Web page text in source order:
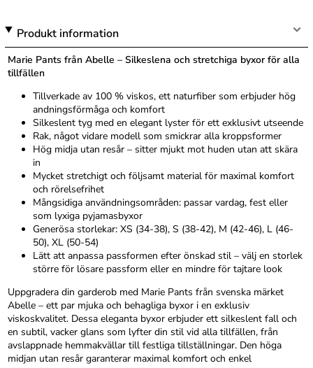
Produkt information
Marie Pants från Abelle – Silkeslena och stretchiga byxor för alla
tillfällen
Tillverkade av 100 % viskos, ett naturfiber som erbjuder hög
andningsförmåga och komfort
Silkeslent tyg med en elegant lyster för ett exklusivt utseende
Rak, något vidare modell som smickrar alla kroppsformer
Hög midja utan resår – sitter mjukt mot huden utan att skära
in
Mycket stretchigt och följsamt material för maximal komfort
och rörelsefrihet
Mångsidiga användningsområden: passar vardag, fest eller
som lyxiga pyjamasbyxor
Generösa storlekar: XS (34-38), S (38-42), M (42-46), L (46-
50), XL (50-54)
Lätt att anpassa passformen efter önskad stil – välj en storlek
större för lösare passform eller en mindre för tajtare look
Uppgradera din garderob med Marie Pants från svenska märket
Abelle – ett par mjuka och behagliga byxor i en exklusiv
viskoskvalitet. Dessa eleganta byxor erbjuder ett silkeslent fall och
en subtil, vacker glans som lyfter din stil vid alla tillfällen, från
avslappnade hemmakvällar till festliga tillställningar. Den höga
midjan utan resår garanterar maximal komfort och enkel